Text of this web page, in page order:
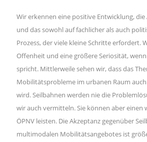
Wir erkennen eine positive Entwicklung,
und das sowohl auf fachlicher als auch
Prozess, der viele kleine Schritte erfordert.
Offenheit und eine größere Seriosität,
spricht. Mittlerweile sehen wir, dass das
Mobilitätsprobleme im urbanen Raum
wird. Seilbahnen werden nie die
wir auch vermitteln. Sie können aber einen
ÖPNV leisten. Die Akzeptanz gegenüber
multimodalen Mobilitätsangebotes ist